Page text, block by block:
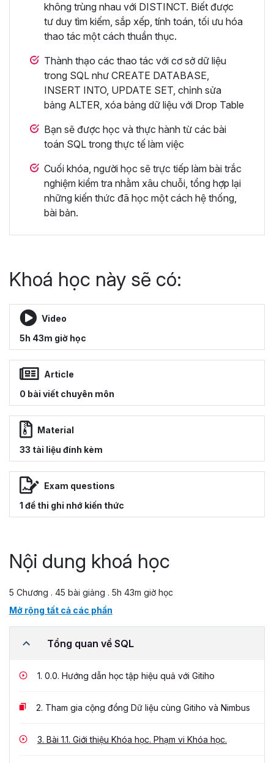
không trùng nhau với DISTINCT. Biết được
tư duy tìm kiếm, sắp xếp, tính toán, tối ưu hóa
thao tác một cách thuần thục.
Thành thạo các thao tác với cơ sở dữ liệu
trong SQL như CREATE DATABASE,
INSERT INTO, UPDATE SET, chỉnh sửa
bảng ALTER, xóa bảng dữ liệu với Drop Table
Bạn sẽ được học và thực hành từ các bài
toán SQL trong thực tế làm việc
Cuối khóa, người học sẽ trực tiếp làm bài trắc
nghiệm kiểm tra nhằm xâu chuỗi, tổng hợp lại
những kiến thức đã học một cách hệ thống,
bài bản.
Khoá học này sẽ có:
Video
5h 43m giờ học
Article
0 bài viết chuyên môn
Material
33 tài liệu đính kèm
Exam questions
1 đề thi ghi nhớ kiến thức
Nội dung khoá học
5 Chương . 45 bài giảng . 5h 43m giờ học
Mở rộng tất cả các phần
Tổng quan về SQL
1. 0.0. Hướng dẫn học tập hiệu quả với Gitiho
2. Tham gia cộng đồng Dữ liệu cùng Gitiho và Nimbus
3. Bài 1.1. Giới thiệu Khóa học. Phạm vi Khóa học.